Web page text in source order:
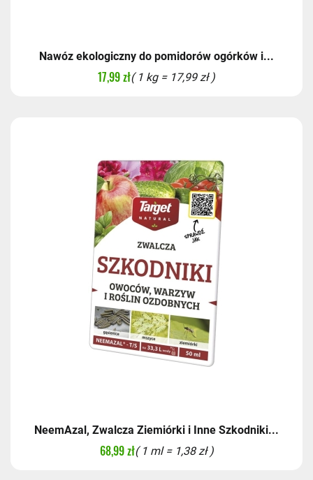
Nawóz ekologiczny do pomidorów ogórków i...
17,99 zł( 1 kg = 17,99 zł )
NeemAzal, Zwalcza Ziemiórki i Inne Szkodniki...
68,99 zł( 1 ml = 1,38 zł )